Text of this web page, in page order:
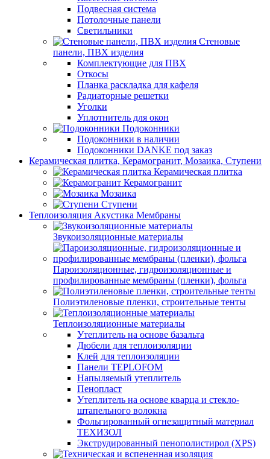
Подвесная система
Потолочные панели
Светильники
Стеновые
панели, ПВХ изделия
Комплектующие для ПВХ
Откосы
Планка раскладка для кафеля
Радиаторные решетки
Уголки
Уплотнитель для окон
Подоконники
Подоконники в наличии
Подоконники DANKE под заказ
Керамическая плитка, Керамогранит, Мозаика, Ступени
Керамическая плитка
Керамогранит
Мозаика
Ступени
Теплоизоляция Акустика Мембраны
Звукоизоляционные материалы
Пароизоляционные, гидроизоляционные и
профилированные мембраны (пленки), фольга
Полиэтиленовые пленки, строительные тенты
Теплоизоляционные материалы
Утеплитель на основе базальта
Дюбели для теплоизоляции
Клей для теплоизоляции
Панели TEPLOFOM
Напыляемый утеплитель
Пенопласт
Утеплитель на основе кварца и стекло-
штапельного волокна
Фольгированный огнезащитный материал
ТЕХИЗОЛ
Экструдированный пенополистирол (XPS)